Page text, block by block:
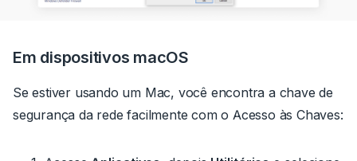
Em dispositivos macOS
Se estiver usando um Mac, você encontra a chave de
segurança da rede facilmente com o Acesso às Chaves: